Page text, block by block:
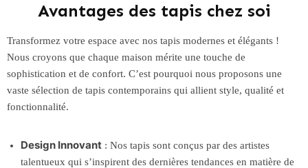
Avantages des tapis chez soi
Transformez votre espace avec nos tapis modernes et élégants !
Nous croyons que chaque maison mérite une touche de
sophistication et de confort. C’est pourquoi nous proposons une
vaste sélection de tapis contemporains qui allient style, qualité et
fonctionnalité.
Design Innovant : Nos tapis sont conçus par des artistes
talentueux qui s’inspirent des dernières tendances en matière de